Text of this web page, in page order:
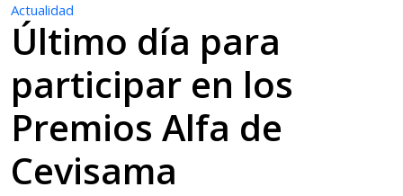
Actualidad
Último día para
participar en los
Premios Alfa de
Cevisama